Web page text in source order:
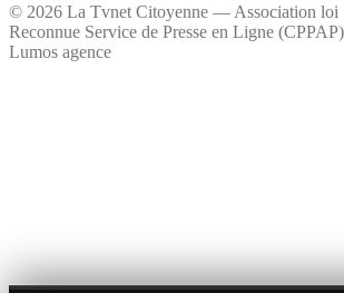
© 2026 La Tvnet Citoyenne — Association loi
Reconnue Service de Presse en Ligne (CPPAP)
Lumos agence